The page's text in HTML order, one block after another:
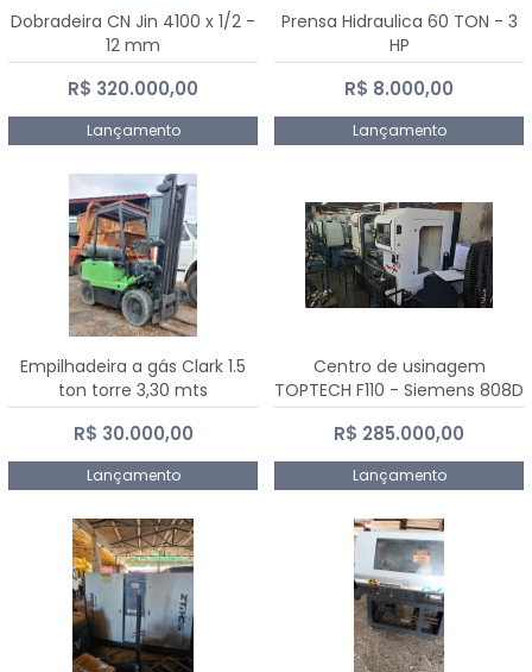
Dobradeira CN Jin 4100 x 1/2 -
12 mm
R$ 320.000,00
Lançamento
Prensa Hidraulica 60 TON - 3
HP
R$ 8.000,00
Lançamento
Empilhadeira a gás Clark 1.5
ton torre 3,30 mts
R$ 30.000,00
Lançamento
Centro de usinagem
TOPTECH F110 - Siemens 808D
Advanced
R$ 285.000,00
Lançamento